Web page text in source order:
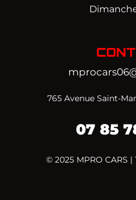
765 Avenue Saint-
07 85
© 2025 MPRO CARS